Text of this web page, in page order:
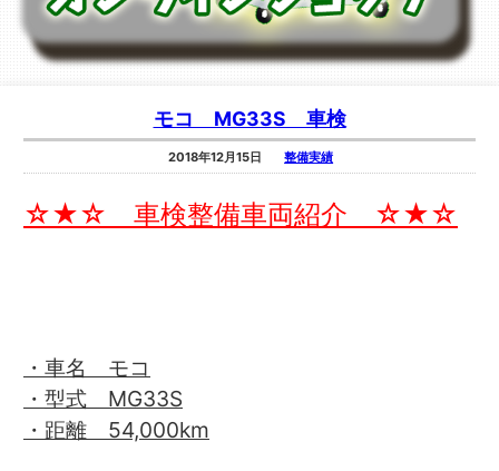
モコ MG33S 車検
2018年12月15日 整備実績
☆★☆ 車検整備車両紹介 ☆★☆
・車名 モコ
・型式 MG33S
・距離 54,000km